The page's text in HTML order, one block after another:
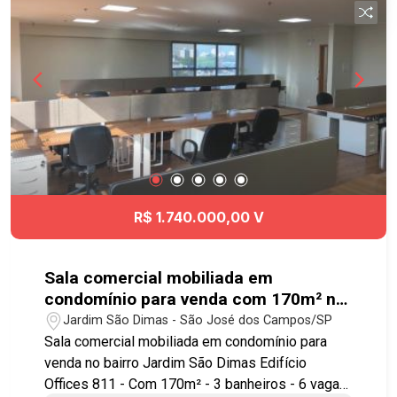
R$ 1.740.000,00 V
Sala comercial mobiliada em
condomínio para venda com 170m² no
bairro Jardim São Dimas
Jardim São Dimas - São José dos Campos/SP
Sala comercial mobiliada em condomínio para
venda no bairro Jardim São Dimas Edifício
Offices 811 - Com 170m² - 3 banheiros - 6 vagas